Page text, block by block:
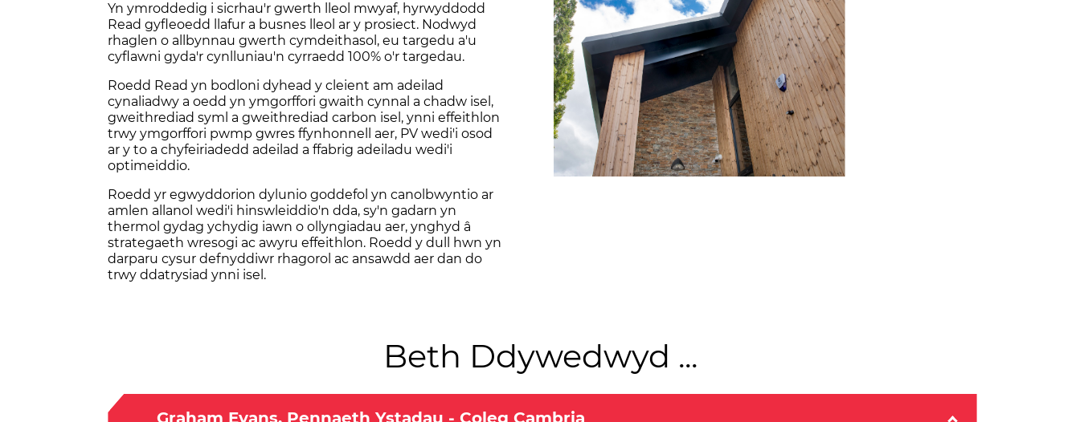
Yn ymroddedig i sicrhau'r gwerth lleol mwyaf, hyrwyddodd
Read gyfleoedd llafur a busnes lleol ar y prosiect. Nodwyd
rhaglen o allbynnau gwerth cymdeithasol, eu targedu a'u
cyflawni gyda'r cynlluniau'n cyrraedd 100% o'r targedau.
Roedd Read yn bodloni dyhead y cleient am adeilad
cynaliadwy a oedd yn ymgorffori gwaith cynnal a chadw isel,
gweithrediad syml a gweithrediad carbon isel, ynni effeithlon
trwy ymgorffori pwmp gwres ffynhonnell aer, PV wedi'i osod
ar y to a chyfeiriadedd adeilad a ffabrig adeiladu wedi'i
optimeiddio.
Roedd yr egwyddorion dylunio goddefol yn canolbwyntio ar
amlen allanol wedi'i hinswleiddio'n dda, sy'n gadarn yn
thermol gydag ychydig iawn o ollyngiadau aer, ynghyd â
strategaeth wresogi ac awyru effeithlon. Roedd y dull hwn yn
darparu cysur defnyddiwr rhagorol ac ansawdd aer dan do
trwy ddatrysiad ynni isel.
Beth Ddywedwyd ...
Graham Evans, Pennaeth Ystadau - Coleg Cambria